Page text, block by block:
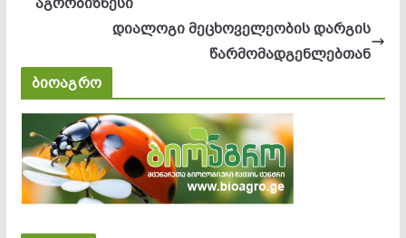
დიალოგი მეცხოველეობის დარგის
წარმომადგენლებთან
ბიოაგრო